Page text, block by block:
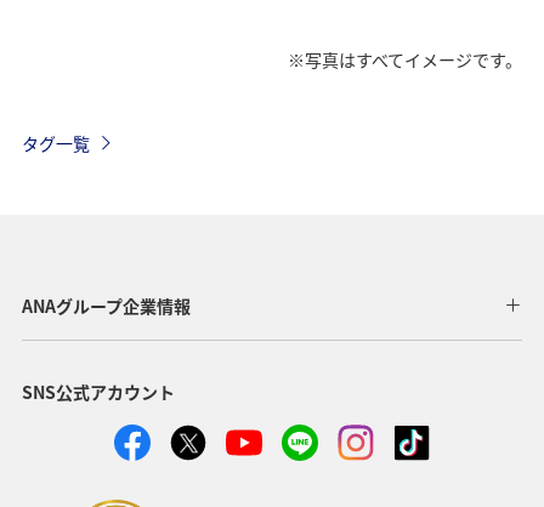
※写真はすべてイメージです。
タグ一覧
ANAグループ企業情報
SNS公式アカウント